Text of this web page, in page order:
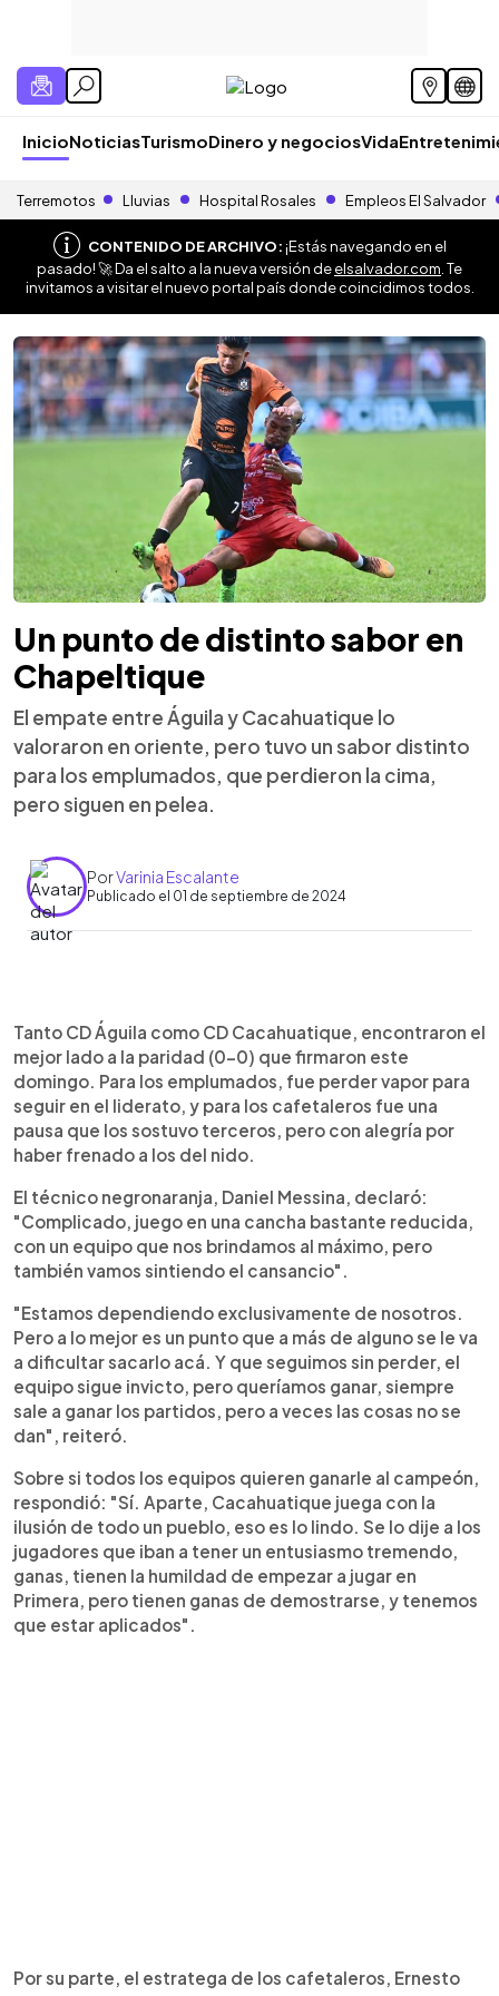
InicioNoticiasTurismoDinero y negociosVida
Terremotos Lluvias Hospital Rosales Empleos El Salvador
CONTENIDO DE ARCHIVO:¡Estás navegando en el
pasado! 🚀 Da el salto a la nueva versión deelsalvador.com . Te
invitamos a visitar el nuevo portal país donde coincidimos todos.
Un punto de distinto sabor en
Chapeltique
El empate entre Águila y Cacahuatique lo
valoraron en oriente, pero tuvo un sabor distinto
para los emplumados, que perdieron la cima,
pero siguen en pelea.
PorVarinia Escalante
Publicado el 01 de septiembre de 2024
► Escuchar artículo
Tanto CD Águila como CD Cacahuatique, encontraron el
mejor lado a la paridad (0-0) que firmaron este
domingo. Para los emplumados, fue perder vapor para
seguir en el liderato, y para los cafetaleros fue una
pausa que los sostuvo terceros, pero con alegría por
haber frenado a los del nido.
El técnico negronaranja, Daniel Messina, declaró:
"Complicado, juego en una cancha bastante reducida,
con un equipo que nos brindamos al máximo, pero
también vamos sintiendo el cansancio".
"Estamos dependiendo exclusivamente de nosotros.
Pero a lo mejor es un punto que a más de alguno se le va
a dificultar sacarlo acá. Y que seguimos sin perder, el
equipo sigue invicto, pero queríamos ganar, siempre
sale a ganar los partidos, pero a veces las cosas no se
dan", reiteró.
Sobre si todos los equipos quieren ganarle al campeón,
respondió: "Sí. Aparte, Cacahuatique juega con la
ilusión de todo un pueblo, eso es lo lindo. Se lo dije a los
jugadores que iban a tener un entusiasmo tremendo,
ganas, tienen la humildad de empezar a jugar en
Primera, pero tienen ganas de demostrarse, y tenemos
que estar aplicados".
Por su parte, el estratega de los cafetaleros, Ernesto